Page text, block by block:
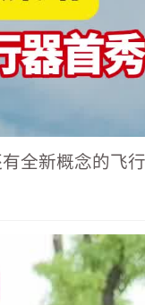
全新概念的飞行